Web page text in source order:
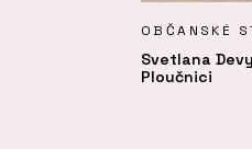
OBČANSKÉ
Svetlana
Ploučnici